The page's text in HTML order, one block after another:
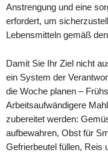
Anstrengung und eine
erfordert, um
Lebensmitteln gemäß
Damit Sie Ihr Ziel nicht
ein System der
die Woche planen –
Arbeitsaufwändigere
zubereitet werden:
aufbewahren, Obst für
Gefrierbeutel füllen, Reis